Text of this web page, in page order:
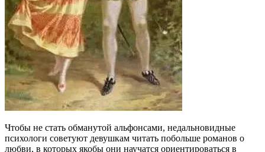
Чтобы не стать обманутой альфонсами, недальновидные
психологи советуют девушкам читать побольше романов о
любви, в которых якобы они научатся ориентироваться в